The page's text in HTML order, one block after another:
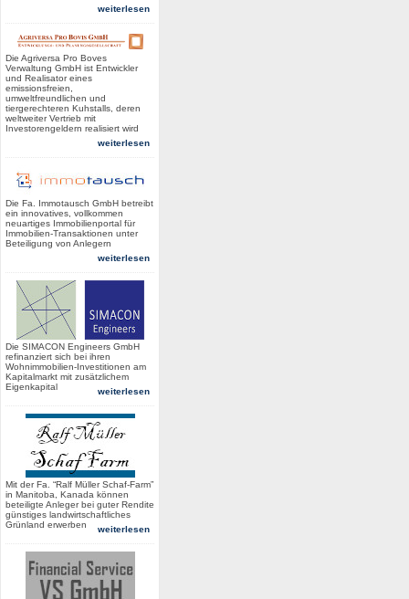
weiterlesen
Die Agriversa Pro Boves
Verwaltung GmbH ist Entwickler
und Realisator eines
emissionsfreien,
umweltfreundlichen und
tiergerechteren Kuhstalls, deren
weltweiter Vertrieb mit
Investorengeldern realisiert wird
weiterlesen
Die Fa. Immotausch GmbH betreibt
ein innovatives, vollkommen
neuartiges Immobilienportal für
Immobilien-Transaktionen unter
Beteiligung von Anlegern
weiterlesen
Die SIMACON Engineers GmbH
refinanziert sich bei ihren
Wohnimmobilien-Investitionen am
Kapitalmarkt mit zusätzlichem
Eigenkapital
weiterlesen
Mit der Fa. “Ralf Müller Schaf-Farm”
in Manitoba, Kanada können
beteiligte Anleger bei guter Rendite
günstiges landwirtschaftliches
Grünland erwerben
weiterlesen